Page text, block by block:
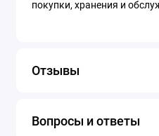
покупки, хранения и
Отзывы
Вопросы и ответы